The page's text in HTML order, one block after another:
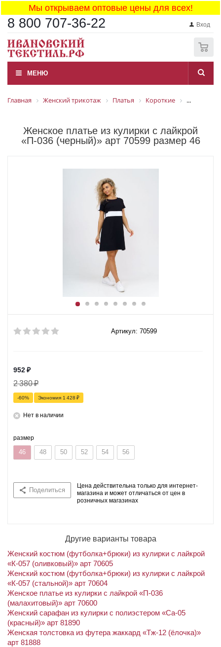
Мы открываем оптовые цены для всех!
8 800 707-36-22 Вход
МЕНЮ
Главная Женский трикотаж Платья Короткие ...
Женское платье из кулирки с лайкрой
«П-036 (черный)» арт 70599 размер 46
Артикул: 70599
952₽
2 380₽
-60% Экономия 1 428 ₽
Нет в наличии
размер
46 48 50 52 54 56
Поделиться
Цена действительна только для интернет-
магазина и может отличаться от цен в
розничных магазинах
Другие варианты товара
Женский костюм (футболка+брюки) из кулирки с лайкрой
«К-057 (оливковый)» арт 70605
Женский костюм (футболка+брюки) из кулирки с лайкрой
«К-057 (стальной)» арт 70604
Женское платье из кулирки с лайкрой «П-036
(малахитовый)» арт 70600
Женский сарафан из кулирки с полиэстером «Са-05
(красный)» арт 81890
Женская толстовка из футера жаккард «Тж-12 (ёлочка)»
арт 81888